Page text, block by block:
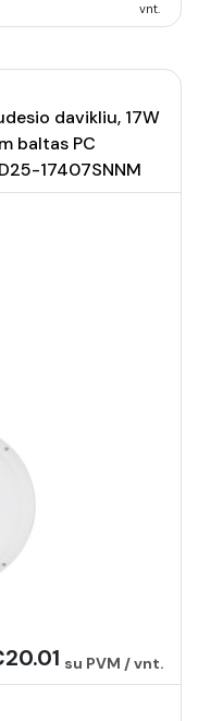
vnt.
davikliu, 17W
baltas PC
17407SNNM
su PVM / vnt.